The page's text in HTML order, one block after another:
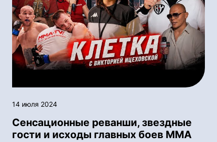
14 июля 2024
Сенсационные реванши, звездные
гости и исходы главных боев ММА